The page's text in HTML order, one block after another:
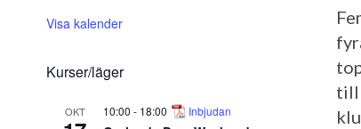
Visa kalender
Kurser/läger
OKT 10:00 - 18:00 Inbjudan
till